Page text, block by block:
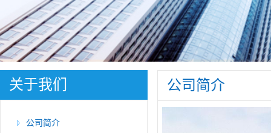
关于我们
公司简介
公司简介